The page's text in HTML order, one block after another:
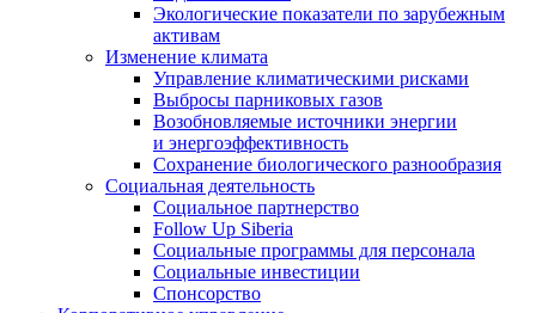
Экологические показатели по зарубежным
активам
Изменение климата
Управление климатическими рисками
Выбросы парниковых газов
Возобновляемые источники энергии
и энергоэффективность
Сохранение биологического разнообразия
Социальная деятельность
Социальное партнерство
Follow Up Siberia
Социальные программы для персонала
Социальные инвестиции
Спонсорство